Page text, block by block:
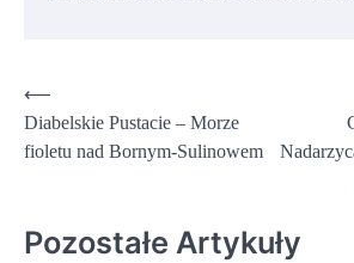
Nawigacja
wpisu
⟵
Diabelskie Pustacie – Morze
fioletu nad Bornym-Sulinowem
Pozostałe Artykuły